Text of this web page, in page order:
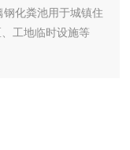
化粪池用于城镇住
工地临时设施等